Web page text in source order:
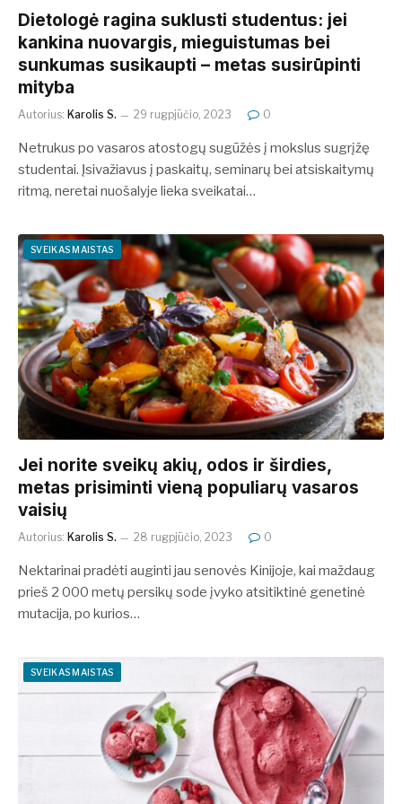
Dietologė ragina suklusti studentus: jei
kankina nuovargis, mieguistumas bei
sunkumas susikaupti – metas susirūpinti
mityba
Autorius: Karolis S. 29 rugpjūčio, 2023 0
Netrukus po vasaros atostogų sugūžės į mokslus sugrįžę
studentai. Įsivažiavus į paskaitų, seminarų bei atsiskaitymų
ritmą, neretai nuošalyje lieka sveikatai…
SVEIKAS MAISTAS
Jei norite sveikų akių, odos ir širdies,
metas prisiminti vieną populiarų vasaros
vaisių
Autorius: Karolis S. 28 rugpjūčio, 2023 0
Nektarinai pradėti auginti jau senovės Kinijoje, kai maždaug
prieš 2 000 metų persikų sode įvyko atsitiktinė genetinė
mutacija, po kurios…
SVEIKAS MAISTAS